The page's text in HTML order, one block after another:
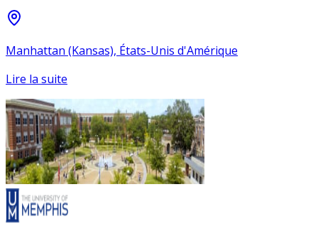
Manhattan (Kansas), États-Unis d'Amérique
Lire la suite